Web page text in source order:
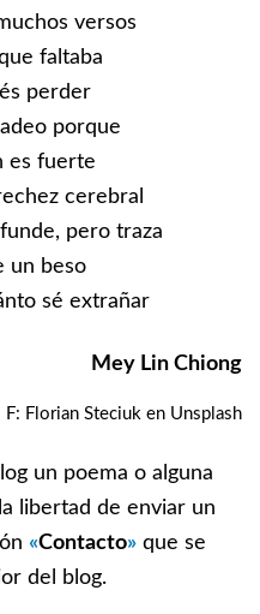
versos
faltaba
perder
porque
es fuerte
cerebral
pero traza
un beso
sé extrañar
Mey Lin Chiong
F: Florian Steciuk en Unsplash
un poema o alguna
libertad de enviar un
«Contacto» que se
del blog.